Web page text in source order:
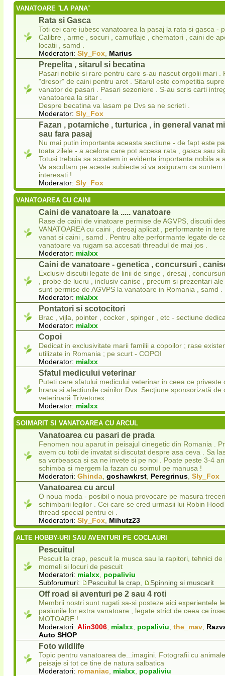
VANATOARE ¨LA PANA¨
Rata si Gasca
Toti cei care iubesc vanatoarea la pasaj la rata si gasca -
Calibre , arme , socuri , camuflaje , chematori , caini de
locatii , samd .
Moderatori: Sly_Fox, Marius
Prepelita , sitarul si becatina
Pasari nobile si rare pentru care s-au nascut orgolii mari .
"dresor" de caini pentru aret . Sitarul este competitia
vanator de pasari . Pasari sezoniere . S-au scris carti
vanatoarea la sitar .
Despre becatina va lasam pe Dvs sa ne scrieti .
Moderator: Sly_Fox
Fazan , potarniche , turturica , in general vanat
sau fara pasaj
Nu mai putin importanta aceasta sectiune - de fapt este
toata zilele - a acelora care pot accesa rata , gasca sau
Totusi trebuia sa scoatem in evidenta importanta nobila a
Va ascultam pe aceste subiecte si va asiguram ca suntem
interesati !
Moderator: Sly_Fox
VANATOAREA CU CAINI
Caini de vanatoare la ..... vanatoare
Rase de caini de vinatoare permise de AGVPS, discutii
VANATOAREA cu caini , dresaj aplicat , performante in
vanat si caini , samd . Pentru alte performante legate de
vanatoare va rugam sa accesati threadul de mai jos .
Moderator: mialxx
Caini de vanatoare - genetica , concursuri ,
Exclusiv discutii legate de linii de singe , dresaj ,
, probe de lucru , inclusiv canise , precum si prezentari
sunt permise de AGVPS la vanatoare in Romania , samd .
Moderator: mialxx
Pontatori si scotocitori
Brac , vijla, pointer , cocker , spinger , etc - sectiune
Moderator: mialxx
Copoi
Dedicat in exclusivitate marii familii a copoilor ; rase
utilizate in Romania ; pe scurt - COPOI
Moderator: mialxx
Sfatul medicului veterinar
Puteti cere sfatului medicului veterinar in ceea ce priveste
hrana si afectiunile cainilor Dvs. Secţiune sponsorizată de
veterinară Trivetorex.
Moderator: mialxx
SOIMARIT SI VANATOAREA CU ARCUL
Vanatoarea cu pasari de prada
Fenomen nou aparut in peisajul cinegetic din Romania .
avem cu totii de invatat si discutat despre asa ceva . Sa
sa vorbeasca si sa ne invete si pe noi . Poate peste 3-4
schimba si mergem la fazan cu soimul pe manusa !
Moderatori: Ghinda, goshawkrst, Peregrinus, Sly_Fox
Vanatoarea cu arcul
O noua moda - posibil o noua provocare pe masura
schimbarii legilor . Cei care se cred urmasii lui Robin
thread special pentru ei .
Moderatori: Sly_Fox, Mihutz23
ALTE HOBBY-URI SAU AVENTURI PE COCLAURI
Pescuitul
Pescuit la crap, pescuit la musca sau la rapitori, tehnici de
momeli si locuri de pescuit
Moderatori: mialxx, popaliviu
Subforumuri:
Pescuitul la crap, Spinning si muscarit
Off road si aventuri pe 2 sau 4 roti
Membrii nostri sunt rugati sa-si posteze aici experientele
pasiunile lor extra vanatoare , legate strict de ceea ce
MOTOARE !
Moderatori: Alin3006, mialxx, popaliviu, the_mav,
Auto SHOP
Foto wildlife
Topic pentru vanatoarea de...imagini. Fotografii cu
peisaje si tot ce tine de natura salbatica
Moderatori: romaniac, mialxx, popaliviu